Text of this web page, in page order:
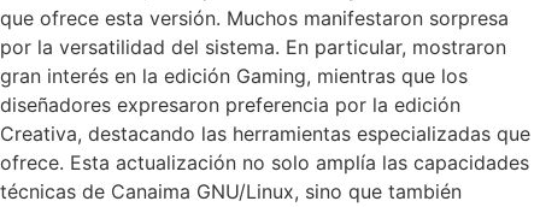
que ofrece esta versión. Muchos manifestaron sorpresa
por la versatilidad del sistema. En particular, mostraron
gran interés en la edición Gaming, mientras que los
diseñadores expresaron preferencia por la edición
Creativa, destacando las herramientas especializadas que
ofrece. Esta actualización no solo amplía las capacidades
técnicas de Canaima GNU/Linux, sino que también